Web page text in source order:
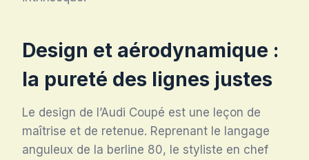
Design et aérodynamique :
la pureté des lignes justes
Le design de l’Audi Coupé est une leçon de
maîtrise et de retenue. Reprenant le langage
anguleux de la berline 80, le styliste en chef